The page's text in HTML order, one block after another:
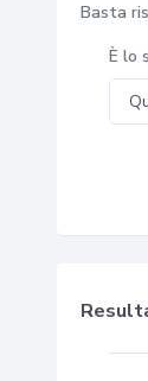
Basta
È lo